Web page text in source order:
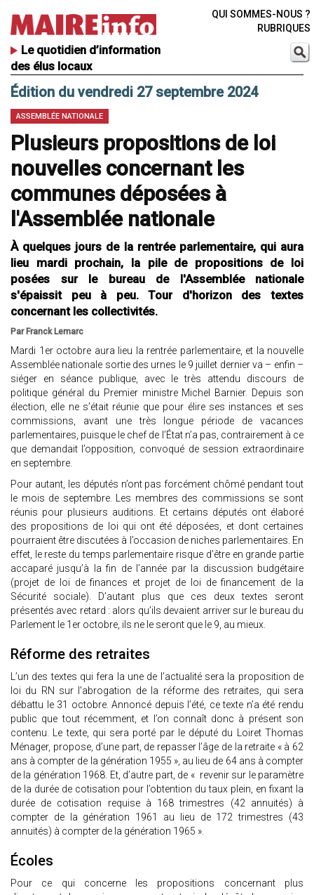
Le quotidien d’information
des élus locaux
QUI SOMMES-NOUS ?
RUBRIQUES
Édition du vendredi 27 septembre 2024
ASSEMBLÉE NATIONALE
Plusieurs propositions de loi
nouvelles concernant les
communes déposées à
l'Assemblée nationale
À quelques jours de la rentrée parlementaire, qui aura
lieu mardi prochain, la pile de propositions de loi
posées sur le bureau de l'Assemblée nationale
s'épaissit peu à peu. Tour d'horizon des textes
concernant les collectivités.
Par Franck Lemarc
Mardi 1er octobre aura lieu la rentrée parlementaire, et la nouvelle
Assemblée nationale sortie des urnes le 9 juillet dernier va – enfin –
siéger en séance publique, avec le très attendu discours de
politique général du Premier ministre Michel Barnier. Depuis son
élection, elle ne s’était réunie que pour élire ses instances et ses
commissions, avant une très longue période de vacances
parlementaires, puisque le chef de l’État n’a pas, contrairement à ce
que demandait l’opposition, convoqué de session extraordinaire
en septembre.
Pour autant, les députés n’ont pas forcément chômé pendant tout
le mois de septembre. Les membres des commissions se sont
réunis pour plusieurs auditions. Et certains députés ont élaboré
des propositions de loi qui ont été déposées, et dont certaines
pourraient être discutées à l’occasion de niches parlementaires. En
effet, le reste du temps parlementaire risque d’être en grande partie
accaparé jusqu’à la fin de l’année par la discussion budgétaire
(projet de loi de finances et projet de loi de financement de la
Sécurité sociale). D’autant plus que ces deux textes seront
présentés avec retard : alors qu’ils devaient arriver sur le bureau du
Parlement le 1er octobre, ils ne le seront que le 9, au mieux.
Réforme des retraites
L’un des textes qui fera la une de l’actualité sera la proposition de
loi du RN sur l’abrogation de la réforme des retraites, qui sera
débattu le 31 octobre. Annoncé depuis l’été, ce texte n’a été rendu
public que tout récemment, et l’on connaît donc à présent son
contenu. Le texte, qui sera porté par le député du Loiret Thomas
Ménager, propose, d’une part, de repasser l’âge de la retraite « à 62
ans à compter de la génération 1955 », au lieu de 64 ans à compter
de la génération 1968. Et, d’autre part, de « revenir sur le paramètre
de la durée de cotisation pour l’obtention du taux plein, en fixant la
durée de cotisation requise à 168 trimestres (42 annuités) à
compter de la génération 1961 au lieu de 172 trimestres (43
annuités) à compter de la génération 1965 ».
Écoles
Pour ce qui concerne les propositions concernant plus